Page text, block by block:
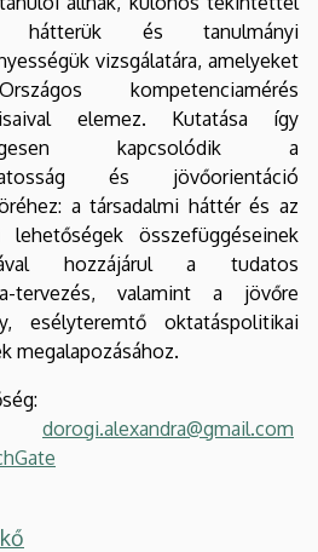
hátterük és tanulmányi
vizsgálatára, amelyeket
kompetenciamérés
elemez. Kutatása így
kapcsolódik a
és jövőorientáció
a társadalmi háttér és az
lehetőségek összefüggéseinek
hozzájárul a tudatos
tervezés, valamint a jövőre
esélyteremtő oktatáspolitikai
megalapozásához.
dorogi.alexandra@gmail.com